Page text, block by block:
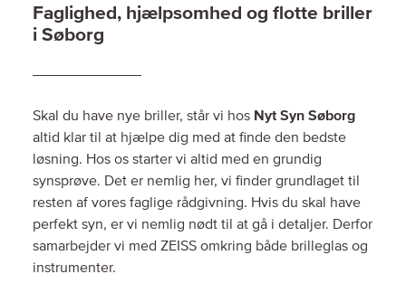
Faglighed, hjælpsomhed og flotte briller
i Søborg
Skal du have nye briller, står vi hos Nyt Syn Søborg
altid klar til at hjælpe dig med at finde den bedste
løsning. Hos os starter vi altid med en grundig
synsprøve. Det er nemlig her, vi finder grundlaget til
resten af vores faglige rådgivning. Hvis du skal have
perfekt syn, er vi nemlig nødt til at gå i detaljer. Derfor
samarbejder vi med ZEISS omkring både brilleglas og
instrumenter.